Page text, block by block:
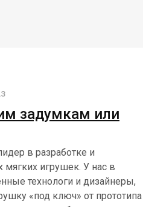
задумкам или
в разработке и
мягких игрушек. У нас в
технологи и дизайнеры,
«под ключ» от прототипа